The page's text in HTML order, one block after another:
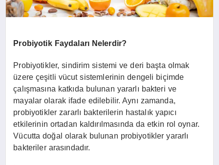
HESAPLAMALAR
Probiyotik Faydaları Nelerdir?
Probiyotikler, sindirim sistemi ve deri başta olmak
üzere çeşitli vücut sistemlerinin dengeli biçimde
çalışmasına katkıda bulunan yararlı bakteri ve
mayalar olarak ifade edilebilir. Aynı zamanda,
probiyotikler zararlı bakterilerin hastalık yapıcı
etkilerinin ortadan kaldırılmasında da etkin rol oynar.
Vücutta doğal olarak bulunan probiyotikler yararlı
bakteriler arasındadır.